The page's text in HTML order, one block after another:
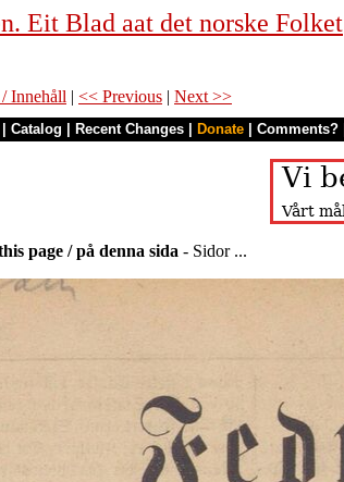
Eit Blad aat det norske Folket
Innehåll | << Previous | Next >>
Catalog Recent Changes Donate Comments?
page / på denna sida - Sidor ...